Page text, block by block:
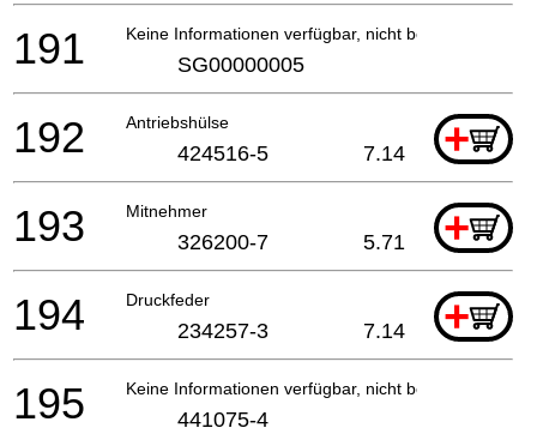
Keine Informationen verfügbar, nicht bestellbar
191 SG00000005
Antriebshülse +
192 424516-5 7.14
Mitnehmer +
193 326200-7 5.71
Druckfeder +
194 234257-3 7.14
Keine Informationen verfügbar, nicht bestellbar
195 441075-4